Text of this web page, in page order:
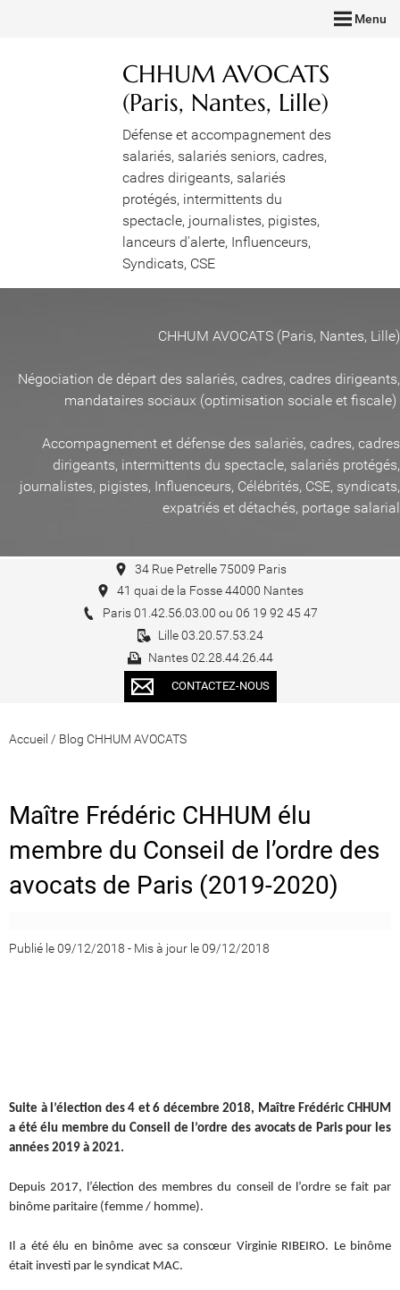
Menu
CHHUM AVOCATS
(Paris, Nantes, Lille)
Défense et accompagnement des
salariés, salariés seniors, cadres,
cadres dirigeants, salariés
protégés, intermittents du
spectacle, journalistes, pigistes,
lanceurs d'alerte, Influenceurs,
Syndicats, CSE
CHHUM AVOCATS (Paris, Nantes, Lille)
Négociation de départ des salariés, cadres, cadres dirigeants,
mandataires sociaux (optimisation sociale et fiscale)
Accompagnement et défense des salariés, cadres, cadres
dirigeants, intermittents du spectacle, salariés protégés,
journalistes, pigistes, Influenceurs, Célébrités, CSE, syndicats,
expatriés et détachés, portage salarial
34 Rue Petrelle 75009 Paris
41 quai de la Fosse 44000 Nantes
Paris 01.42.56.03.00 ou 06 19 92 45 47
Lille 03.20.57.53.24
Nantes 02.28.44.26.44
CONTACTEZ-NOUS
Accueil / Blog CHHUM AVOCATS
Maître Frédéric CHHUM élu
membre du Conseil de l’ordre des
avocats de Paris (2019-2020)
Publié le 09/12/2018 - Mis à jour le 09/12/2018
Suite à l’élection des 4 et 6 décembre 2018, Maître Frédéric CHHUM
a été élu membre du Conseil de l’ordre des avocats de Paris pour les
années 2019 à 2021.
Depuis 2017, l’élection des membres du conseil de l’ordre se fait par
binôme paritaire (femme / homme).
Il a été élu en binôme avec sa consœur Virginie RIBEIRO. Le binôme
était investi par le syndicat MAC.